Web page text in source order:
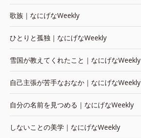
歌族｜なにげなWeekly
ひとりと孤独｜なにげなWeekly
雪国が教えてくれたこと｜なにげなWeekly
自己主張が苦手なおなか｜なにげなWeekly
自分の名前を見つめる｜なにげなWeekly
しないことの美学｜なにげなWeekly